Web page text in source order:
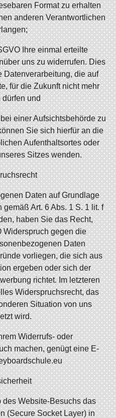
Format zu erhalten
anderen Verantwortlichen
Ihre einmal erteilte
uns zu widerrufen. Dies
Datenverarbeitung, die auf
für die Zukunft nicht mehr
dürfen und
einer Aufsichtsbehörde zu
Sie sich hierfür an die
Aufenthaltsortes oder
Sitzes wenden.
Daten auf Grundlage
Art. 6 Abs. 1 S. 1 lit. f
haben Sie das Recht,
Widerspruch gegen die
Daten
vorliegen, die sich aus
ergeben oder sich der
richtet. Im letzteren
Widerspruchsrecht, das
Situation von uns
wird.
Widerrufs- oder
machen, genügt eine E-
Website-Besuchs das
(Secure Socket Layer) in